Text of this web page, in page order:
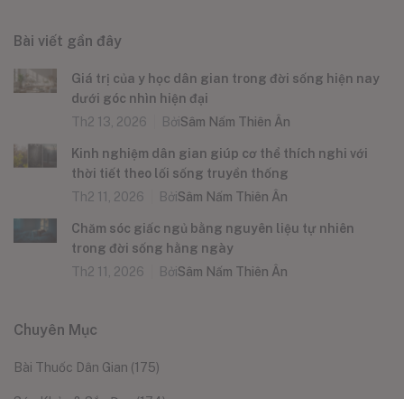
Bài viết gần đây
Giá trị của y học dân gian trong đời sống hiện nay
dưới góc nhìn hiện đại
Th2 13, 2026
BởiSâm Nấm Thiên Ân
Kinh nghiệm dân gian giúp cơ thể thích nghi với
thời tiết theo lối sống truyền thống
Th2 11, 2026
BởiSâm Nấm Thiên Ân
Chăm sóc giấc ngủ bằng nguyên liệu tự nhiên
trong đời sống hằng ngày
Th2 11, 2026
BởiSâm Nấm Thiên Ân
Chuyên Mục
Bài Thuốc Dân Gian (175)